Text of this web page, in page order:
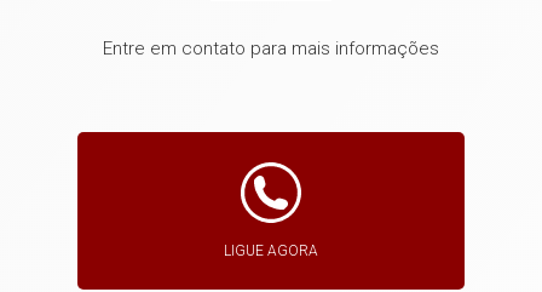
Entre em contato para mais informações
LIGUE AGORA